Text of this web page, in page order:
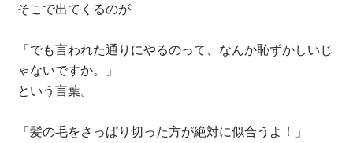
そこで出てくるのが
「でも言われた通りにやるのって、なんか恥ずかしいじ
ゃないですか。」
という言葉。
「髪の毛をさっぱり切った方が絶対に似合うよ！」